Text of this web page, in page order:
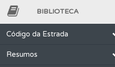
BIBLIOTECA
Código da Estrada
Resumos